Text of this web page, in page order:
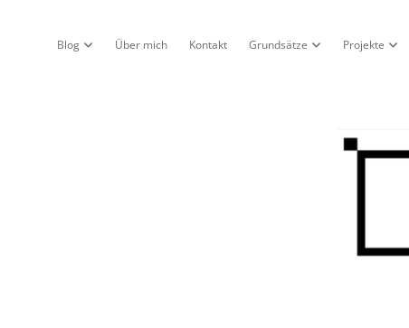
Blog Dropdown-Menü öffnen
Über mich Kontakt Grundsätze Dropdown-Menü
Projekte
Nur